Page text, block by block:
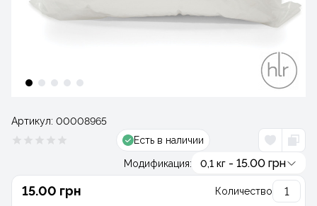
Артикул: 00008965
Есть в наличии
Модификация: 0,1 кг - 15.00 грн
15.00 грн Количество